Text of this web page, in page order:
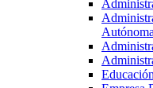
Educación